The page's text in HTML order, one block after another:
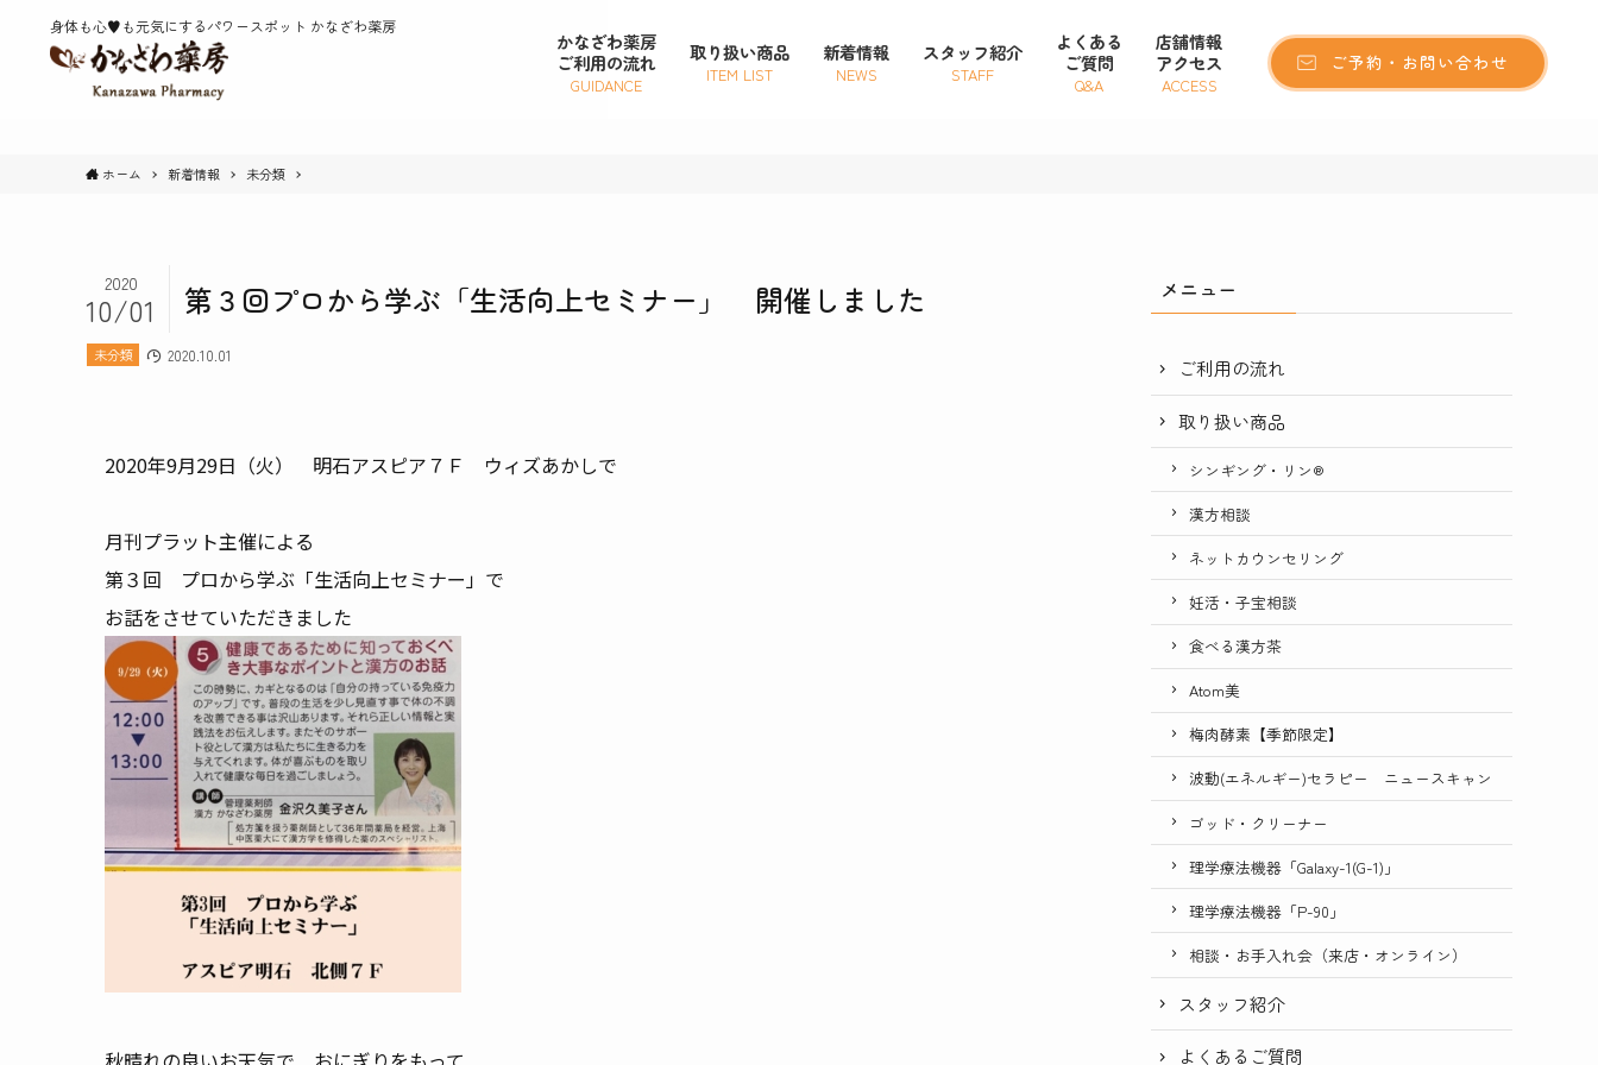
身体も心♥️も元気にするパワースポット かなざわ薬房
かなざわ薬房
ご利用の流れ
GUIDANCE
取り扱い商品
ITEM LIST
新着情報
NEWS
スタッフ紹介
STAFF
よくある
ご質問
Q&A
店舗情報
アクセス
ACCESS
ご予約・お問い合わせ
ホーム 新着情報 未分類
第３回プロから学ぶ「生活向上セミナー」 開催しました
2020
10/01
未分類 2020.10.01
2020年9月29日（火） 明石アスピア７Ｆ ウィズあかしで
月刊プラット主催による
第３回 プロから学ぶ「生活向上セミナー」で
お話をさせていただきました
メニュー
ご利用の流れ
取り扱い商品
シンギング・リン®
漢方相談
ネットカウンセリング
妊活・子宝相談
食べる漢方茶
Atom美
梅肉酵素【季節限定】
波動(エネルギー)セラピー ニュースキャン
ゴッド・クリーナー
理学療法機器「Galaxy-1(G-1)」
理学療法機器「P-90」
相談・お手入れ会（来店・オンライン）
スタッフ紹介
よくあるご質問